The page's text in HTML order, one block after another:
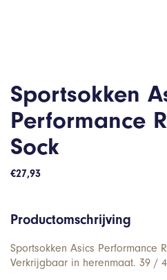
Sportsokken
Performance
Sock
€27,93
Productomschrijving
Sportsokken Asics Performance
Verkrijgbaar in herenmaat. 39 /